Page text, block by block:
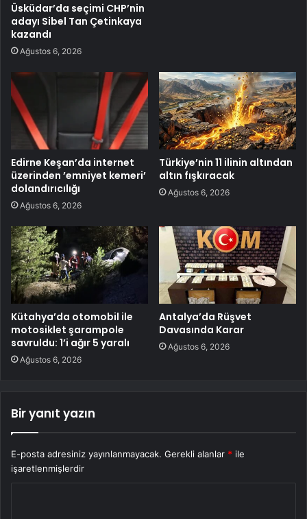
Üsküdar’da seçimi CHP’nin
adayı Sibel Tan Çetinkaya
kazandı
Ağustos 6, 2026
Edirne Keşan’da internet
üzerinden ’emniyet kemeri’
dolandırıcılığı
Ağustos 6, 2026
Türkiye’nin 11 ilinin altından
altın fışkıracak
Ağustos 6, 2026
Kütahya’da otomobil ile
motosiklet şarampole
savruldu: 1’i ağır 5 yaralı
Ağustos 6, 2026
Antalya’da Rüşvet
Davasında Karar
Ağustos 6, 2026
Bir yanıt yazın
E-posta adresiniz yayınlanmayacak. Gerekli alanlar * ile
işaretlenmişlerdir